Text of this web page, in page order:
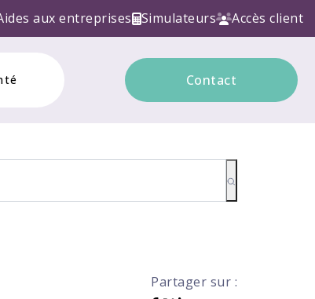
! Contactez nous!
aux entreprises Simulateurs Accès client
Contact
Partager sur :